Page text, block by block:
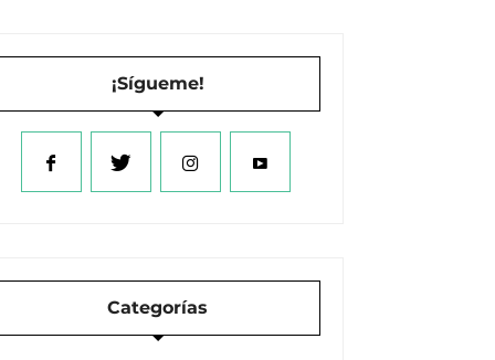
¡Sígueme!
Categorías